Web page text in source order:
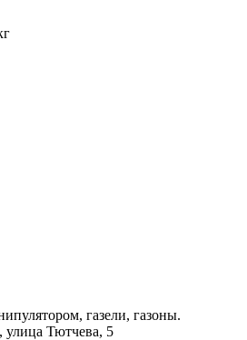
газели, газоны.
улица Тютчева, 5